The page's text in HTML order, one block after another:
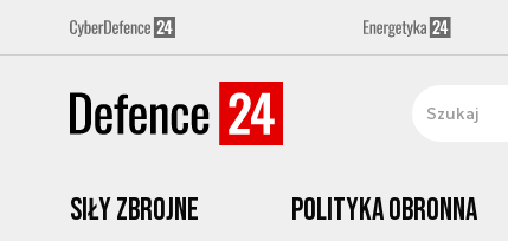
Siły zbrojne Polityka obronna